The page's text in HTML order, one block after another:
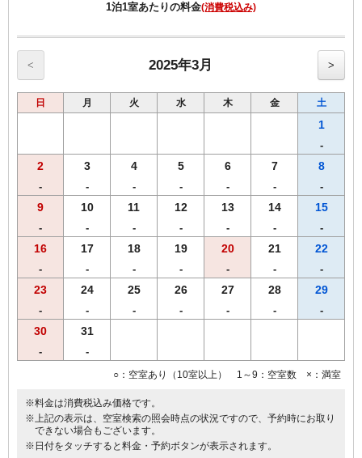
完備。
・ご宿泊者様専用の大浴場をご利用いただけます。
1泊1室あたりの料金(消費税込み)
< 2025年3月 >
日 月 火 水 木 金 土
1
-
2
-
3
-
4
-
5
-
6
-
7
-
8
-
9
-
10
-
11
-
12
-
13
-
14
-
15
-
16
-
17
-
18
-
19
-
20
-
21
-
22
-
23
-
24
-
25
-
26
-
27
-
28
-
29
-
30
-
31
-
○：空室あり（10室以上） 1～9：空室数 ×：満室
※料金は消費税込み価格です。
※上記の表示は、空室検索の照会時点の状況ですので、予約時にお取り
できない場合もございます。
※日付をタッチすると料金・予約ボタンが表示されます。